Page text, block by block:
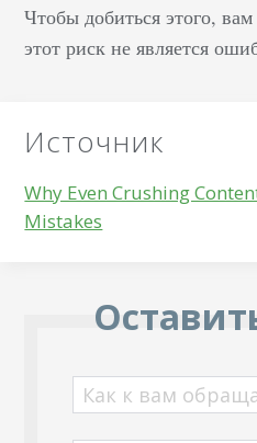
Чтобы добиться этого,
этот риск не является
Источник
Why Even Crushing
Mistakes
Как к вам